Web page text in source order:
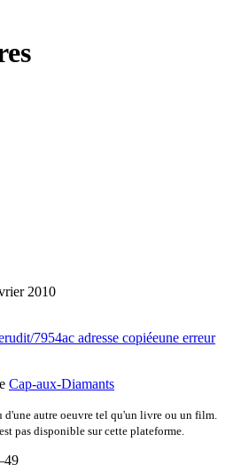
2010
7954ac adresse copiéeune erreur
Cap-aux-Diamants
d'une autre oeuvre tel qu'un livre ou un film.
pas disponible sur cette plateforme.